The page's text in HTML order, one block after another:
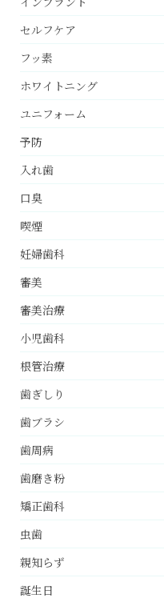
セルフケア
フッ素
ホワイトニング
ユニフォーム
予防
入れ歯
口臭
喫煙
妊婦歯科
審美
審美治療
小児歯科
根管治療
歯ぎしり
歯ブラシ
歯周病
歯磨き粉
矯正歯科
虫歯
親知らず
誕生日